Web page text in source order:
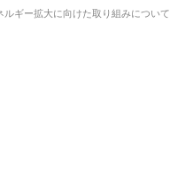
ギー拡大に向けた取り組みについて